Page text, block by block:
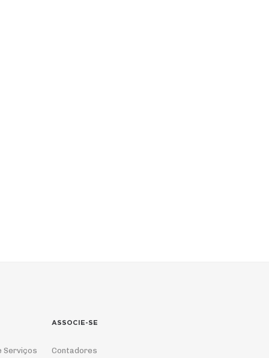
Serviços
ASSOCIE-SE
Contadores